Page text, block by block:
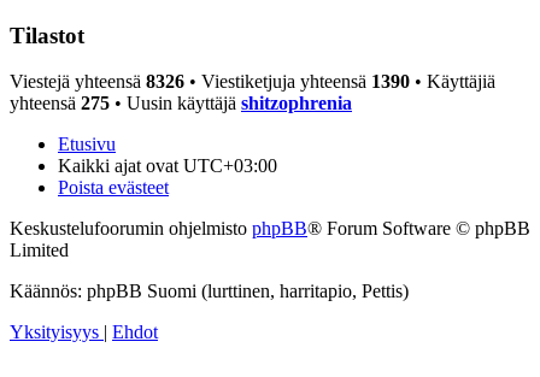
Tilastot
Viestejä yhteensä 8326 • Viestiketjuja yhteensä 1390 • Käyttäjiä
yhteensä 275 • Uusin käyttäjä shitzophrenia
Etusivu
Kaikki ajat ovat UTC+03:00
Poista evästeet
Keskustelufoorumin ohjelmisto phpBB® Forum Software © phpBB
Limited
Käännös: phpBB Suomi (lurttinen, harritapio, Pettis)
Yksityisyys | Ehdot